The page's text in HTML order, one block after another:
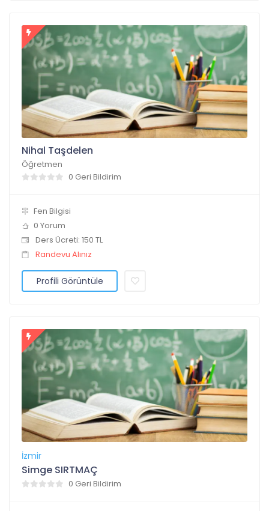
Nihal Taşdelen
Öğretmen
0 Geri Bildirim
Fen Bilgisi
0 Yorum
Ders Ücreti: 150 TL
Randevu Alınız
Profili Görüntüle
İzmir
Simge SIRTMAÇ
0 Geri Bildirim